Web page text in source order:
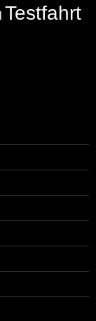
Testfahrt